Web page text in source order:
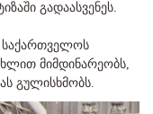
გადაასვენეს.
საქართველოს
მიმდინარეობს,
გულისხმობს.